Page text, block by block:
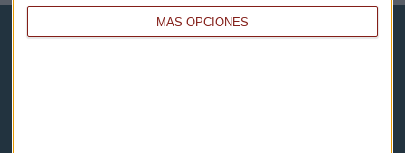
MÁS OPCIONES